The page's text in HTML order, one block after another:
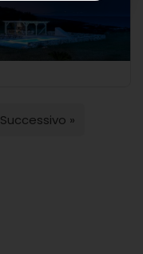
Successivo »